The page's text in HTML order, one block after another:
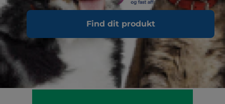
Find dit produkt